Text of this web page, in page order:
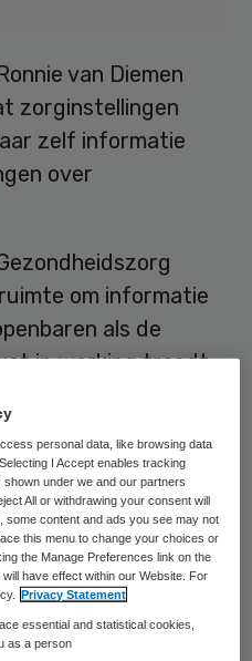
van Diemen
zorginstellingen
zelf informatie
over
om informatie
als de
in werking treedt.
fouten en zo de
de twaalf
in het
sinds het voorjaar
De
hebben elkaar en
personal data, like browsing data
I Accept enables tracking
under we and our partners
All or withdrawing your consent will
some content and ads you see may not
this menu to change your choices or
the Manage Preferences link on the
have effect within our Website. For
Privacy Statement
essential and statistical cookies,
as a person